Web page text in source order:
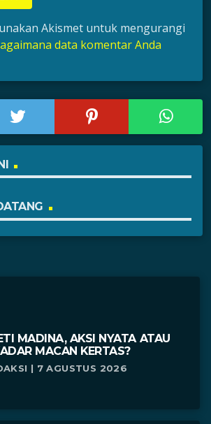
Akismet untuk mengurangi
data komentar Anda
MADINA, AKSI NYATA ATAU
MACAN KERTAS?
| 7 AGUSTUS 2026